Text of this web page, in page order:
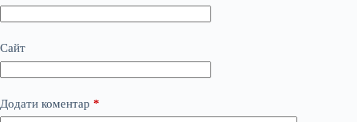
Сайт
Додати коментар *